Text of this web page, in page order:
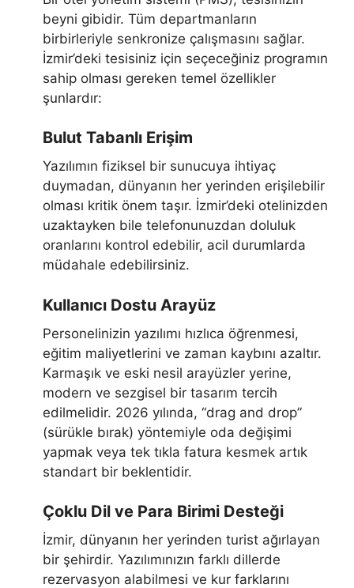
beyni gibidir. Tüm departmanların
birbirleriyle senkronize çalışmasını sağlar.
İzmir’deki tesisiniz için seçeceğiniz programın
sahip olması gereken temel özellikler
şunlardır:
Bulut Tabanlı Erişim
Yazılımın fiziksel bir sunucuya ihtiyaç
duymadan, dünyanın her yerinden erişilebilir
olması kritik önem taşır. İzmir’deki otelinizden
uzaktayken bile telefonunuzdan doluluk
oranlarını kontrol edebilir, acil durumlarda
müdahale edebilirsiniz.
Kullanıcı Dostu Arayüz
Personelinizin yazılımı hızlıca öğrenmesi,
eğitim maliyetlerini ve zaman kaybını azaltır.
Karmaşık ve eski nesil arayüzler yerine,
modern ve sezgisel bir tasarım tercih
edilmelidir. 2026 yılında, “drag and drop”
(sürükle bırak) yöntemiyle oda değişimi
yapmak veya tek tıkla fatura kesmek artık
standart bir beklentidir.
Çoklu Dil ve Para Birimi Desteği
İzmir, dünyanın her yerinden turist ağırlayan
bir şehirdir. Yazılımınızın farklı dillerde
rezervasyon alabilmesi ve kur farklarını